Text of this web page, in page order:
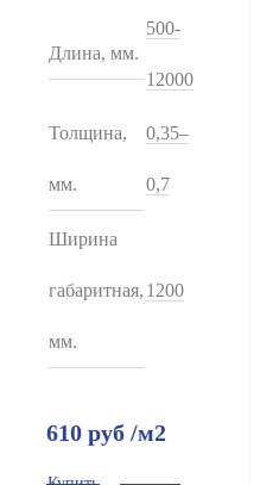
Длина, мм.
500-
12000
Толщина,
мм.
0,35–
0,7
Ширина
габаритная,
мм.
1200
610 руб /м2